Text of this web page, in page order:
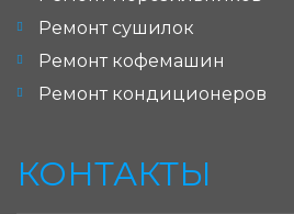
Ремонт сушилок
Ремонт кофемашин
Ремонт кондиционеров
КОНТАКТЫ